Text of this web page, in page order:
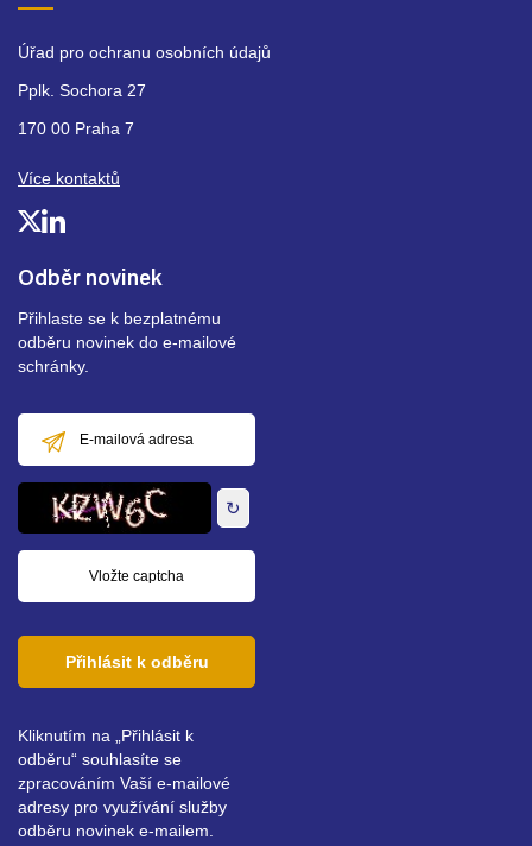
Odběr novinek
Přihlaste se k bezplatnému
odběru novinek do e-mailové
schránky.
mailová
adresa
↻
Přihlásit k odběru
Kliknutím na „Přihlásit k
odběru“ souhlasíte se
zpracováním Vaší e-mailové
adresy pro využívání služby
odběru novinek e-mailem.
Úřad pro ochranu osobních údajů
Pplk. Sochora 27
170 00 Praha 7
Více kontaktů